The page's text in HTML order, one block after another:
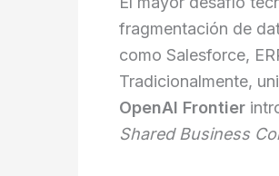
fragmentación de
como Salesforce,
Tradicionalmente,
OpenAI Frontier
Shared Business